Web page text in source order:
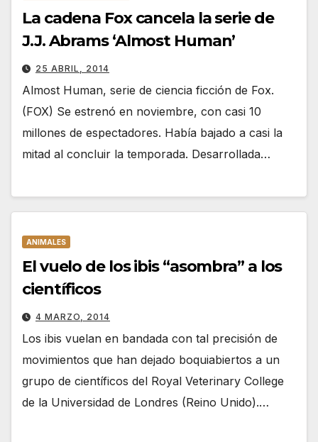
La cadena Fox cancela la serie de
J.J. Abrams ‘Almost Human’
25 ABRIL, 2014
Almost Human, serie de ciencia ficción de Fox.
(FOX) Se estrenó en noviembre, con casi 10
millones de espectadores. Había bajado a casi la
mitad al concluir la temporada. Desarrollada…
ANIMALES
El vuelo de los ibis “asombra” a los
científicos
4 MARZO, 2014
Los ibis vuelan en bandada con tal precisión de
movimientos que han dejado boquiabiertos a un
grupo de científicos del Royal Veterinary College
de la Universidad de Londres (Reino Unido).…